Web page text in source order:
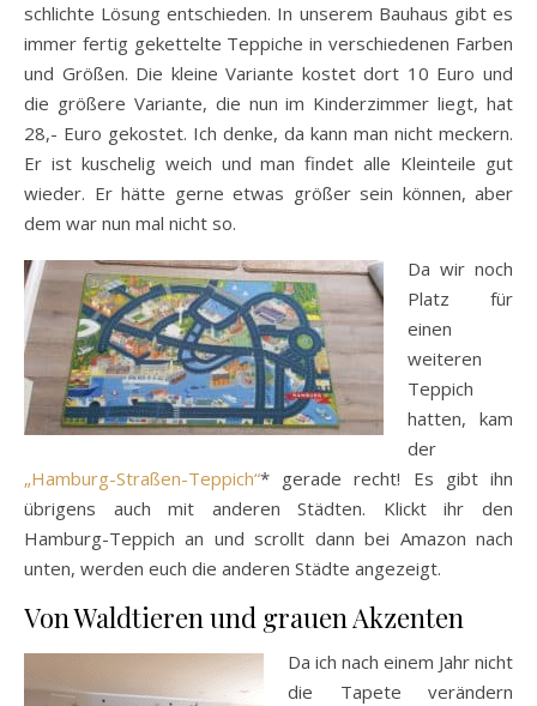
schlichte Lösung entschieden. In unserem Bauhaus gibt es
immer fertig gekettelte Teppiche in verschiedenen Farben
und Größen. Die kleine Variante kostet dort 10 Euro und
die größere Variante, die nun im Kinderzimmer liegt, hat
28,- Euro gekostet. Ich denke, da kann man nicht meckern.
Er ist kuschelig weich und man findet alle Kleinteile gut
wieder. Er hätte gerne etwas größer sein können, aber
dem war nun mal nicht so.
Da wir noch
Platz für
einen
weiteren
Teppich
hatten, kam
der
„Hamburg-Straßen-Teppich“* gerade recht! Es gibt ihn
übrigens auch mit anderen Städten. Klickt ihr den
Hamburg-Teppich an und scrollt dann bei Amazon nach
unten, werden euch die anderen Städte angezeigt.
Von Waldtieren und grauen Akzenten
Da ich nach einem Jahr nicht
die Tapete verändern